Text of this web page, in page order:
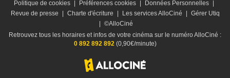
Politique de cookies
Préférences cookies Données Personnelles
Revue de presse
Charte d'écriture Les services AlloCiné
Gérer Utiq
©AlloCiné
Retrouvez tous les horaires et infos de votre cinéma sur le numéro AlloCiné :
0 892 892 892(0,90€/minute)